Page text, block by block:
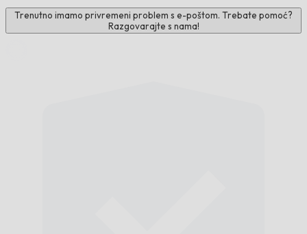
Trenutno imamo privremeni problem s e-poštom. Trebate pomoć?
Razgovarajte s nama!